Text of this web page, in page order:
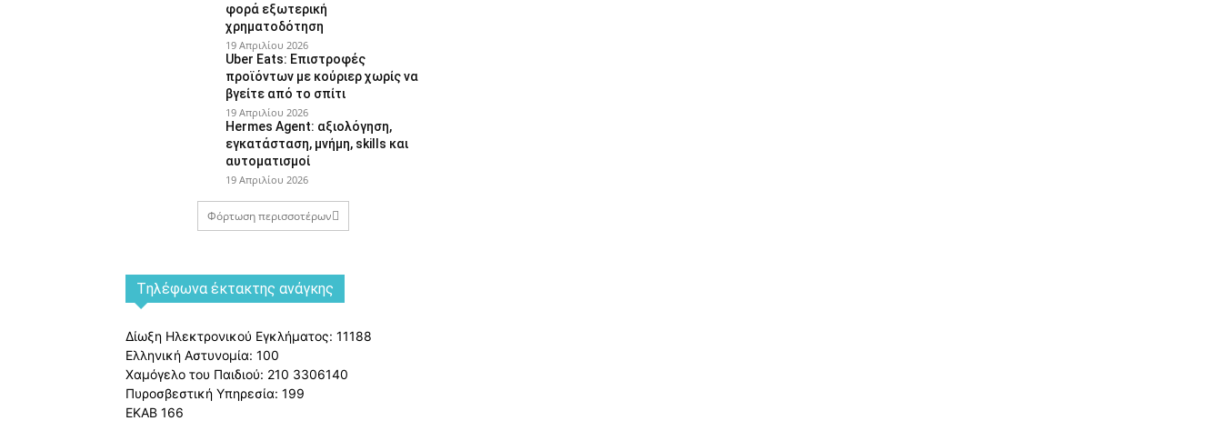
φορά εξωτερική
χρηματοδότηση
19 Απριλίου 2026
Uber Eats: Επιστροφές
προϊόντων με κούριερ χωρίς να
βγείτε από το σπίτι
19 Απριλίου 2026
Hermes Agent: αξιολόγηση,
εγκατάσταση, μνήμη, skills και
αυτοματισμοί
19 Απριλίου 2026
Φόρτωση περισσοτέρων
Tηλέφωνα έκτακτης ανάγκης
Δίωξη Ηλεκτρονικού Εγκλήματος: 11188
Ελληνική Αστυνομία: 100
Χαμόγελο του Παιδιού: 210 3306140
Πυροσβεστική Υπηρεσία: 199
ΕΚΑΒ 166